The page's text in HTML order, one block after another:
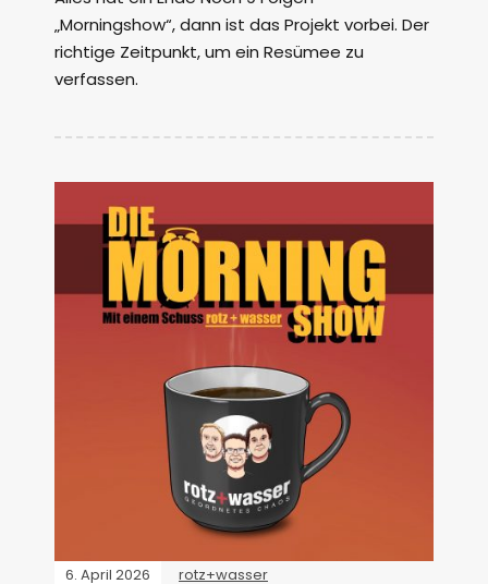
„Morningshow“, dann ist das Projekt vorbei. Der
richtige Zeitpunkt, um ein Resümee zu
verfassen.
6. April 2026 rotz+wasser